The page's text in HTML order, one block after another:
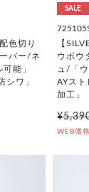
色切り
バー/ネ
能」
シワ」
SALE
【
ウボウ
ュ/「
AYス
加工」
WEB価格